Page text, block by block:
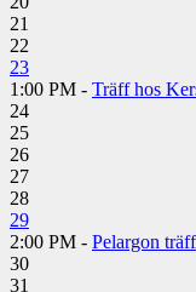
21
22
23
1:00 PM - Träff hos
24
25
26
27
28
29
2:00 PM - Pelargon träff
30
31